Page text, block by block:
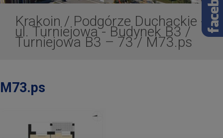
Krakoin / Podgórze Duchackie -
ul. Turniejowa - Budynek B3/
Turniejowa B3 – 73/M73.ps
M73.ps